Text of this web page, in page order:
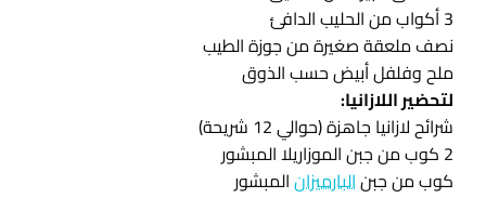
3 أكواب من الحليب الدافئ
نصف ملعقة صغيرة من جوزة الطيب
ملح وفلفل أبيض حسب الذوق
لتحضير اللازانيا:
شرائح لازانيا جاهزة (حوالي 12 شريحة)
2 كوب من جبن الموزاريلا المبشور
كوب من جبنالبارميزانالمبشور